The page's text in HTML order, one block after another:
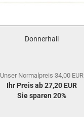
Donnerhall
Unser Normalpreis 34,00 EUR
Ihr Preis ab 27,20 EUR
Sie sparen 20%